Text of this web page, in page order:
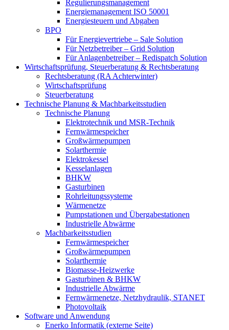
Regulierungsmanagement
Energiemanagement ISO 50001
Energiesteuern und Abgaben
BPO
Für Energievertriebe – Sale Solution
Für Netzbetreiber – Grid Solution
Für Anlagenbetreiber – Redispatch Solution
Wirtschaftsprüfung, Steuerberatung & Rechtsberatung
Rechtsberatung (RA Achterwinter)
Wirtschaftsprüfung
Steuerberatung
Technische Planung & Machbarkeitsstudien
Technische Planung
Elektrotechnik und MSR-Technik
Fernwärmespeicher
Großwärmepumpen
Solarthermie
Elektrokessel
Kesselanlagen
BHKW
Gasturbinen
Rohrleitungssysteme
Wärmenetze
Pumpstationen und Übergabestationen
Industrielle Abwärme
Machbarkeitsstudien
Fernwärmespeicher
Großwärmepumpen
Solarthermie
Biomasse-Heizwerke
Gasturbinen & BHKW
Industrielle Abwärme
Fernwärmenetze, Netzhydraulik, STANET
Photovoltaik
Software und Anwendung
Enerko Informatik (externe Seite)